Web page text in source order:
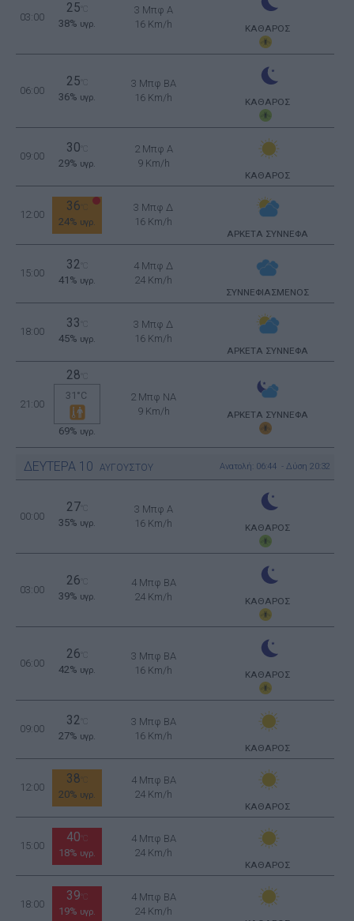
03:00
25
38% υγρ.
3 Μπφ Α
16 Km/h
ΚΑΘΑΡΟΣ
06:00
25
36% υγρ.
3 Μπφ BA
16 Km/h
ΚΑΘΑΡΟΣ
09:00
30
29% υγρ.
2 Μπφ Α
9 Km/h
ΚΑΘΑΡΟΣ
12:00
36
24% υγρ.
3 Μπφ Δ
16 Km/h
ΑΡΚΕΤΑ ΣΥΝΝΕΦΑ
15:00
32
41% υγρ.
4 Μπφ Δ
24 Km/h
ΣΥΝΝΕΦΙΑΣΜΕΝΟΣ
18:00
33
45% υγρ.
3 Μπφ Δ
16 Km/h
ΑΡΚΕΤΑ ΣΥΝΝΕΦΑ
21:00
28
31°C
69% υγρ.
2 Μπφ NA
9 Km/h
ΑΡΚΕΤΑ ΣΥΝΝΕΦΑ
ΔΕΥΤΕΡΑ 10 ΑΥΓΟΥΣΤΟΥ Ανατολή: 06:44 - Δύση 20:32
00:00
27
35% υγρ.
3 Μπφ Α
16 Km/h
ΚΑΘΑΡΟΣ
03:00
26
39% υγρ.
4 Μπφ BA
24 Km/h
ΚΑΘΑΡΟΣ
06:00
26
42% υγρ.
3 Μπφ BA
16 Km/h
ΚΑΘΑΡΟΣ
09:00
32
27% υγρ.
3 Μπφ BA
16 Km/h
ΚΑΘΑΡΟΣ
12:00
38
20% υγρ.
4 Μπφ BA
24 Km/h
ΚΑΘΑΡΟΣ
15:00
40 °C
18% υγρ.
4 Μπφ BA
24 Km/h
ΚΑΘΑΡΟΣ
18:00
39 °C
19% υγρ.
4 Μπφ BA
24 Km/h